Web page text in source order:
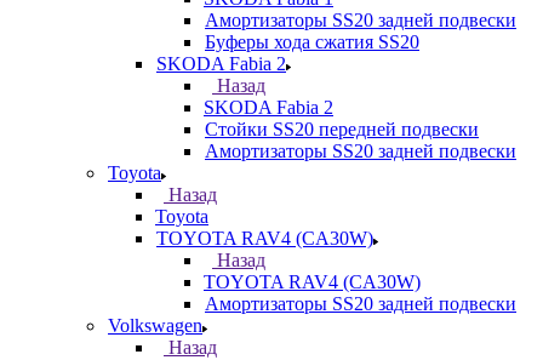
Амортизаторы SS20 задней подвески
Буферы хода сжатия SS20
SKODA Fabia 2
Назад
SKODA Fabia 2
Стойки SS20 передней подвески
Амортизаторы SS20 задней подвески
Toyota
Назад
Toyota
TOYOTA RAV4 (CA30W)
Назад
TOYOTA RAV4 (CA30W)
Амортизаторы SS20 задней подвески
Volkswagen
Назад